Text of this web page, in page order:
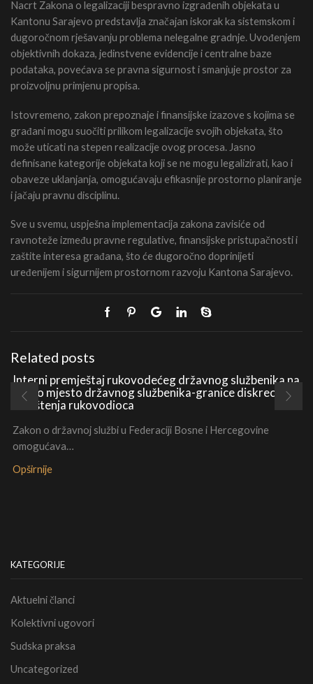
Nacrt Zakona o legalizaciji bespravno izgrađenih objekata u
Kantonu Sarajevo predstavlja značajan iskorak ka sistemskom i
dugoročnom rješavanju problema nelegalne gradnje. Uvođenjem
objektivnih dokaza, jedinstvene evidencije i centralne baze
podataka, povećava se pravna sigurnost i smanjuje prostor za
proizvoljnu primjenu propisa.
Istovremeno, zakon prepoznaje i finansijske izazove s kojima se
građani mogu suočiti prilikom legalizacije svojih objekata, što
može uticati na stepen realizacije ovog procesa. Jasno
definisane kategorije objekata koji se ne mogu legalizirati, kao i
obaveze uklanjanja, omogućavaju efikasnije prostorno planiranje
i jačaju pravnu disciplinu.
Sve u svemu, uspješna implementacija zakona zavisiće od
ravnoteže između pravne regulative, finansijske pristupačnosti i
zaštite interesa građana, što će dugoročno doprinijeti
uređenijem i sigurnijem prostornom razvoju Kantona Sarajevo.
Related posts
Interni premještaj rukovodećeg državnog službenika na
radno mjesto državnog službenika-granice diskrecionih
ovlaštenja rukovodioca
Zakon o državnoj službi u Federaciji Bosne i Hercegovine
omogućava…
Opširnije
KATEGORIJE
Aktuelni članci
Kolektivni ugovori
Sudska praksa
Uncategorized